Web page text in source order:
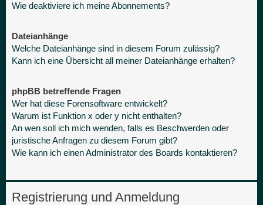
Wie deaktiviere ich meine Abonnements?
Dateianhänge
Welche Dateianhänge sind in diesem Forum zulässig?
Kann ich eine Übersicht all meiner Dateianhänge erhalten?
phpBB betreffende Fragen
Wer hat diese Forensoftware entwickelt?
Warum ist Funktion x oder y nicht enthalten?
An wen soll ich mich wenden, falls es Beschwerden oder
juristische Anfragen zu diesem Forum gibt?
Wie kann ich einen Administrator des Boards kontaktieren?
Registrierung und Anmeldung